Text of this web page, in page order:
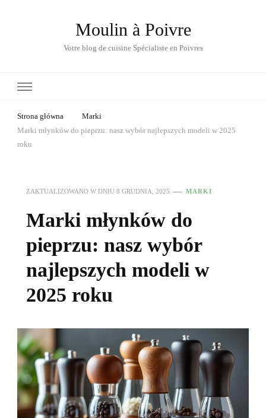
Moulin à Poivre
Votre blog de cuisine Spécialiste en Poivres
Strona główna
Marki
Marki młynków do pieprzu: nasz wybór najlepszych modeli w 2025
roku
ZAKTUALIZOWANO W DNIU 8 GRUDNIA, 2025 MARKI
Marki młynków do
pieprzu: nasz wybór
najlepszych modeli w
2025 roku